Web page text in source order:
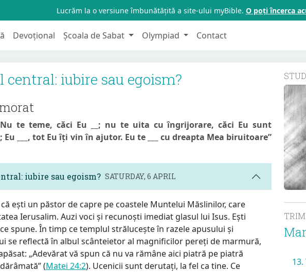
Lucrăm la o versiune îmbunătățită a site-ului myBible. O poți încerca
Devoțional Școala de Sabat Olympiad Contact
central: iubire sau egoism?
te teme, căci Eu __; nu te uita cu îngrijorare, căci Eu sunt
Eu ___, tot Eu îți vin în ajutor. Eu te ___ cu dreapta Mea biruitoare”
iubire sau egoism? SATURDAY, 6 APRIL
ești un păstor de capre pe coastele Muntelui Măslinilor, care
Ierusalim. Auzi voci și recunoști imediat glasul lui Isus. Ești
spune. În timp ce templul strălucește în razele apusului și
se reflectă în albul scânteietor al magnificilor pereți de marmură,
„Adevărat vă spun că nu va rămâne aici piatră pe piatră
(Matei 24:2). Ucenicii sunt derutați, la fel ca tine. Ce